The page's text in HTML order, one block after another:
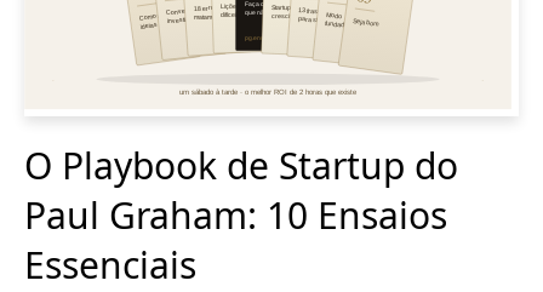
O Playbook de Startup do
Paul Graham: 10 Ensaios
Essenciais